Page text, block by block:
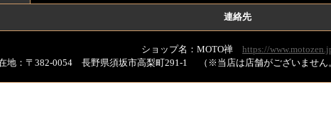
連絡先
ショップ名：MOTO禅 https://
地：〒382-0054 長野県須坂市高梨町291-1 （※当店は店舗がございません